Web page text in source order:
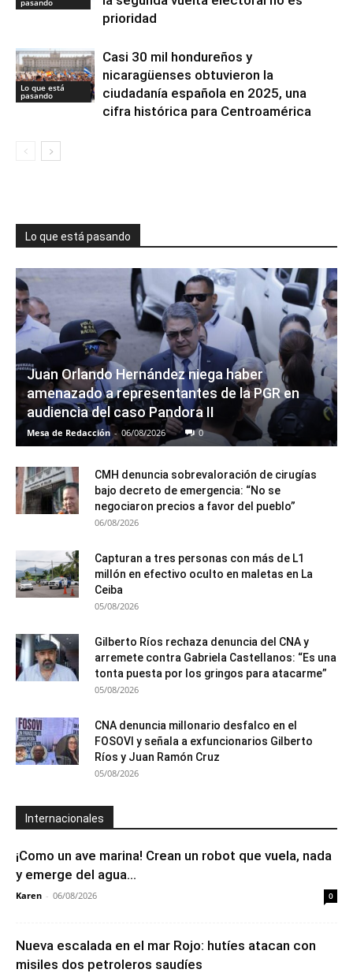
pasando
prioridad
Lo que está
pasando
Casi 30 mil hondureños y
nicaragüenses obtuvieron la
ciudadanía española en 2025, una
cifra histórica para Centroamérica
Lo que está pasando
Juan Orlando Hernández niega haber
amenazado a representantes de la PGR en
audiencia del caso Pandora II
Mesa de Redacción - 06/08/2026 0
CMH denuncia sobrevaloración de cirugías
bajo decreto de emergencia: “No se
negociaron precios a favor del pueblo”
06/08/2026
Capturan a tres personas con más de L1
millón en efectivo oculto en maletas en La
Ceiba
05/08/2026
Gilberto Ríos rechaza denuncia del CNA y
arremete contra Gabriela Castellanos: “Es una
tonta puesta por los gringos para atacarme”
05/08/2026
CNA denuncia millonario desfalco en el
FOSOVI y señala a exfuncionarios Gilberto
Ríos y Juan Ramón Cruz
05/08/2026
Internacionales
¡Como un ave marina! Crean un robot que vuela, nada
y emerge del agua...
Karen - 06/08/2026 0
Nueva escalada en el mar Rojo: hutíes atacan con
misiles dos petroleros saudíes